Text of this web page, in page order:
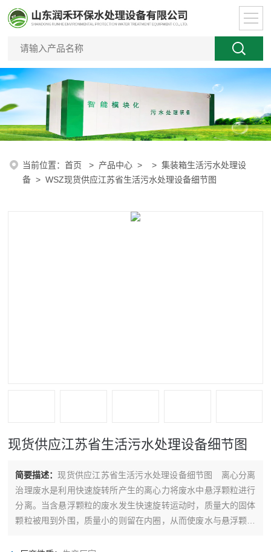
当前位置：首页 > 产品中心 > >集装箱生活污水处理设
备 > WSZ现货供应江苏省生活污水处理设备细节图
现货供应江苏省生活污水处理设备细节图
简要描述：现货供应江苏省生活污水处理设备细节图 离心分离
治理废水是利用快速旋转所产生的离心力将废水中悬浮颗粒进行
分离。当含悬浮颗粒的废水发生快速旋转运动时，质量大的固体
颗粒被甩到外围，质量小的则留在内圈，从而使废水与悬浮颗粒